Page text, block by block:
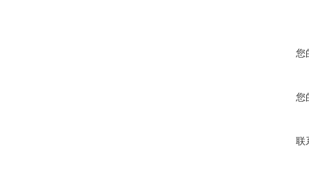
您
您
联